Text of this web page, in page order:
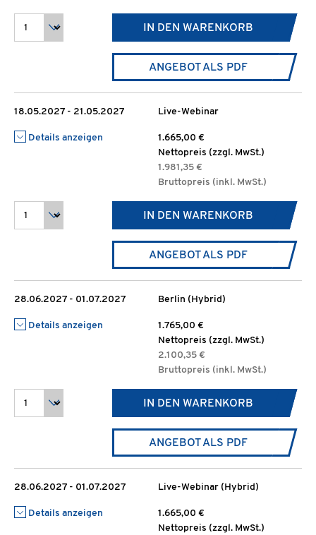
IN DEN WARENKORB
ANGEBOT ALS PDF
18.05.2027 - 21.05.2027 Live-Webinar
Details anzeigen
1.665,00 €
Nettopreis (zzgl. MwSt.)
1.981,35 €
Bruttopreis (inkl. MwSt.)
IN DEN WARENKORB
ANGEBOT ALS PDF
28.06.2027 - 01.07.2027 Berlin (Hybrid)
Details anzeigen
1.765,00 €
Nettopreis (zzgl. MwSt.)
2.100,35 €
Bruttopreis (inkl. MwSt.)
IN DEN WARENKORB
ANGEBOT ALS PDF
28.06.2027 - 01.07.2027 Live-Webinar (Hybrid)
Details anzeigen
1.665,00 €
Nettopreis (zzgl. MwSt.)